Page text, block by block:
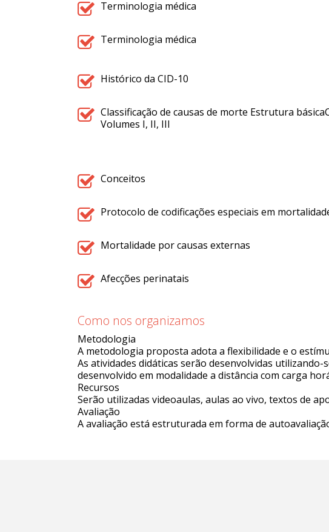
Terminologia médica
Terminologia médica
Histórico da CID-10
Classificação de causas de morte Estrutura
Volumes I, II, III
Conceitos
Protocolo de codificações especiais em
Mortalidade por causas externas
Afecções perinatais
Como nos organizamos
Metodologia
A metodologia proposta adota a flexibilidade e o
As atividades didáticas serão desenvolvidas
desenvolvido em modalidade a distância com carga
Recursos
Serão utilizadas videoaulas, aulas ao vivo, textos de
Avaliação
A avaliação está estruturada em forma de